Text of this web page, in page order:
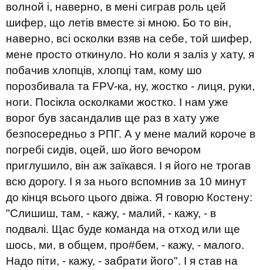
волной і, наверно, в мені сиграв роль цей
шифер, що летів вместе зі мною. Бо то він,
наверно, всі осколки взяв на себе, той шифер,
мене просто откинуло. Но коли я заліз у хату, я
побачив хлопців, хлопці там, кому шо
порозбивала та FPV-ка, ну, жостко - лиця, руки,
ноги. Посікла осколками жостко. І нам уже
ворог був засандалив ще раз в хату уже
безпосередньо з РПГ. А у мене малий короче в
погребі сидів, оцей, шо його вечором
приглушило, він аж заїкався. І я його не трогав
всю дорогу. І я за нього вспомнив за 10 минут
до кінця всього цього двіжа. Я говорю Костену:
"Слишиш, там, - кажу, - малий, - кажу, - в
подвалі. Щас буде команда на отход или ще
шось, ми, в общем, про#бем, - кажу, - малого.
Надо піти, - кажу, - забрати його". І я став на